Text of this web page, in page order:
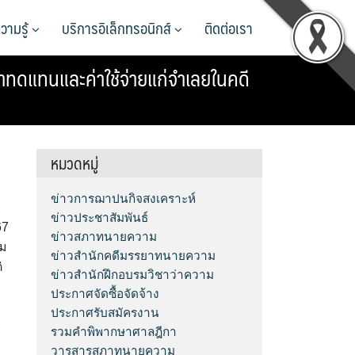
ามรู้ บริการอิเล็กทรอนิกส์ ติดต่อเรา
แทนและค่าใช้จ่ายแก่จำเลยในคดี
หมวดหมู่
ข่าวการฌาปนกิจสงเคราะห์
ข่าวประชาสัมพันธ์
ข่าวสภาทนายความ
ข่าวสำนักคดีมรรยาทนายความ
ข่าวสำนักฝึกอบรมวิชาว่าความ
ประกาศจัดซื้อจัดจ้าง
ประกาศรับสมัครงาน
รวมคำพิพากษาศาลฎีกา
วารสารสภาทนายความ